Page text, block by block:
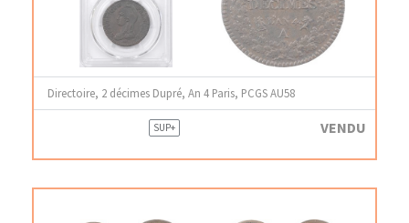
Directoire, 2 décimes Dupré, An 4 Paris, PCGS AU58
SUP+ VENDU